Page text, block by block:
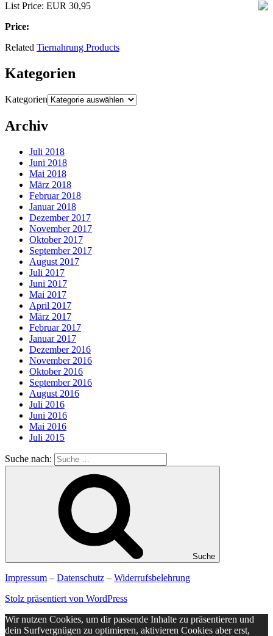
List Price: EUR 30,95
Price:
Related Tiernahrung Products
Kategorien
Kategorien
Archiv
Juli 2018
Juni 2018
Mai 2018
März 2018
Februar 2018
Januar 2018
Dezember 2017
November 2017
Oktober 2017
September 2017
August 2017
Juli 2017
Juni 2017
Mai 2017
April 2017
März 2017
Februar 2017
Januar 2017
Dezember 2016
November 2016
Oktober 2016
September 2016
August 2016
Juli 2016
Juni 2016
Mai 2016
Juli 2015
Suche nach:
Suche
Impressum – Datenschutz – Widerrufsbelehrung
Stolz präsentiert von WordPress
Wir nutzen Cookies, um dir passende Inhalte zu präsentieren und
dein Surfvergnügen zu optimieren, aktivieren Cookies aber erst,